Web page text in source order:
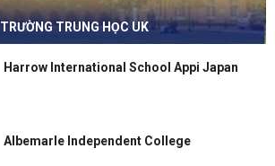
TRƯỜNG TRUNG HỌC UK
Harrow International School Appi Japan
Albemarle Independent College